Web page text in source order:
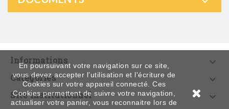
Informations 
Catégories 
Site institutionnel 
En poursuivant votre navigation sur ce site,
vous devez accepter l’utilisation et l'écriture de
Cookies sur votre appareil connecté. Ces
Cookies permettent de suivre votre navigation,
actualiser votre panier, vous reconnaitre lors de